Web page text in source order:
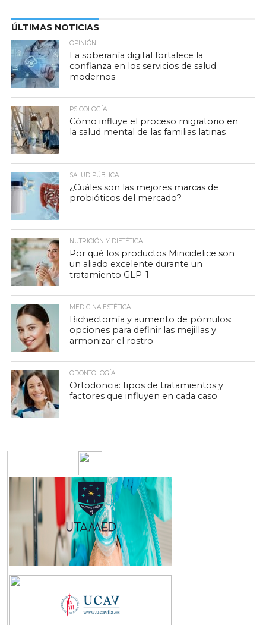
ÚLTIMAS NOTICIAS
OPINIÓN
La soberanía digital fortalece la
confianza en los servicios de salud
modernos
PSICOLOGÍA
Cómo influye el proceso migratorio en
la salud mental de las familias latinas
SALUD PÚBLICA
¿Cuáles son las mejores marcas de
probióticos del mercado?
NUTRICIÓN Y DIETÉTICA
Por qué los productos Mincidelice son
un aliado excelente durante un
tratamiento GLP-1
MEDICINA ESTÉTICA
Bichectomía y aumento de pómulos:
opciones para definir las mejillas y
armonizar el rostro
ODONTOLOGÍA
Ortodoncia: tipos de tratamientos y
factores que influyen en cada caso